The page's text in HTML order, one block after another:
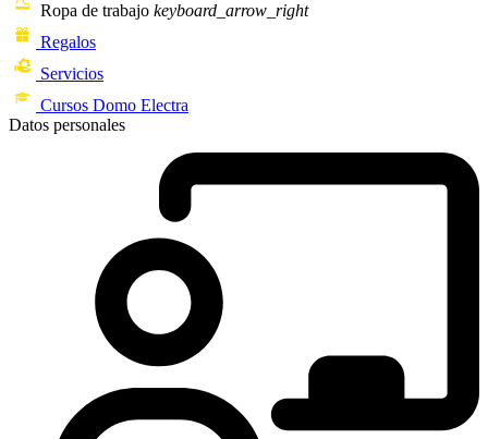
Ropa de trabajo keyboard_arrow_right
Regalos
Servicios
Cursos Domo Electra
Datos personales